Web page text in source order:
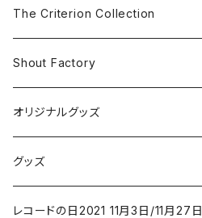
ドラマ/ロマンス
アクション/クライム
コメディ
ファンタジー/アドベンチャー
アニメーション
The Smiths
Iron and Wine
Classical
Electronic & Ambient
New Order
Jazz
The Criterion Collection
Shout Factory
オリジナルグッズ
コーヒー
洋服
グッズ
レコードの日2021 11月3日/11月27日